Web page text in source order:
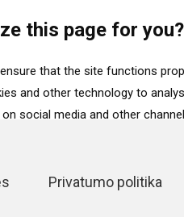
this page for you?
that the site functions
and other technology to
social media and other
Policypage.
Privatumo politika